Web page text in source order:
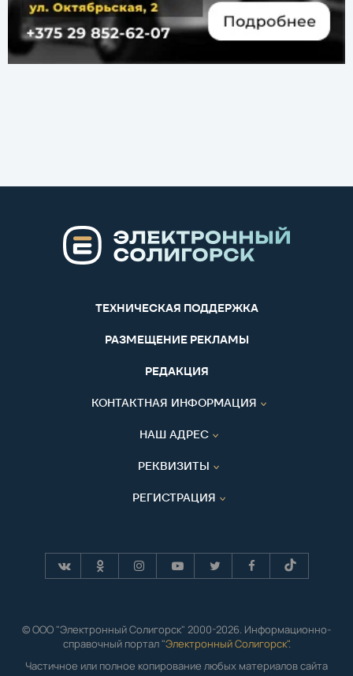
ТЕХНИЧЕСКАЯ ПОДДЕРЖКА
РАЗМЕЩЕНИЕ РЕКЛАМЫ
РЕДАКЦИЯ
КОНТАКТНАЯ ИНФОРМАЦИЯ
НАШ АДРЕС
РЕКВИЗИТЫ
РЕГИСТРАЦИЯ
© ООО "Электронный Солигорск" 2000-2026. Информационно-
справочный портал "Электронный Солигорск".
Частичное или полное копирование любых материалов сайта